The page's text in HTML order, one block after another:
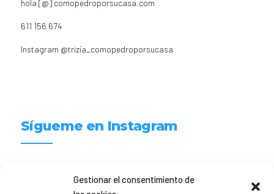
Gestionar el consentimiento de
hola [@] comopedroporsucasa.com
611 156 674
Instagram @trizia_comopedroporsucasa
Sígueme en Instagram
Freelance | Web | RRSS
Mi tienda de productos ECO
@lacatalina.shop